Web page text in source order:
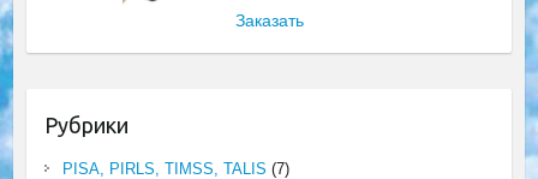
Заказать
Рубрики
PISA, PIRLS, TIMSS, TALIS (7)